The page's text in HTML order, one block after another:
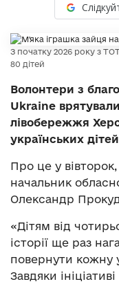
З початку 2026 року з
80 дітей
Волонтери з
Ukraine
лівобережжя
українських
Про це у
начальник
Олександр
«Дітям від
історії ще раз
повернути кожну
Завдяки